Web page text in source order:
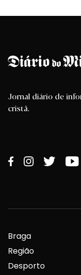
Jornal diário de
cristã.
Braga
Região
Desporto